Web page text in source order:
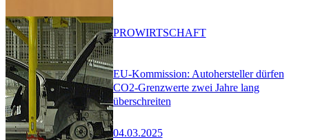
EU-Kommission: Autohersteller dürfen
CO2-Grenzwerte zwei Jahre lang
überschreiten
04.03.2025
PROWIRTSCHAFT